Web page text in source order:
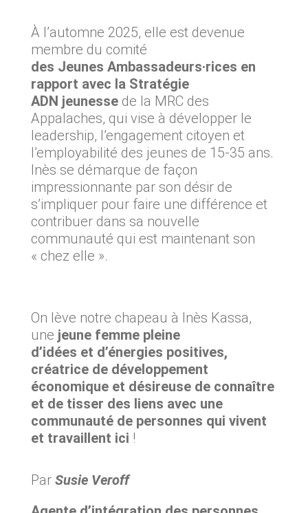
À l’automne 2025, elle est devenue
membre du comité
des Jeunes Ambassadeurs·rices en
rapport avec la Stratégie
ADN jeunessede la MRC des
Appalaches, qui vise à développer le
leadership, l’engagement citoyen et
l’employabilité des jeunes de 15-35 ans.
Inès se démarque de façon
impressionnante par son désir de
s’impliquer pour faire une différence et
contribuer dans sa nouvelle
communauté qui est maintenant son
« chez elle ».
On lève notre chapeau à Inès Kassa,
une jeune femme pleine
d’idées et d’énergies positives,
créatrice de développement
économique et désireuse de connaître
et de tisser des liens avec une
communauté de personnes qui vivent
et travaillent ici !
Par Susie Veroff